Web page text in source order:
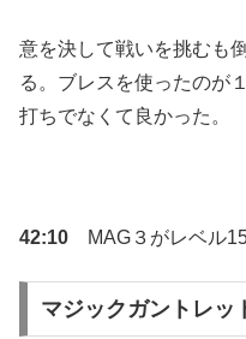
意を決して戦いを挑むも
る。ブレスを使ったのが
打ちでなくて良かった。
42:10 MAG３がレベル15
マジックガントレッ